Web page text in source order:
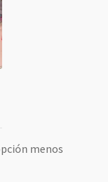
menos